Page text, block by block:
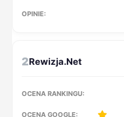
2